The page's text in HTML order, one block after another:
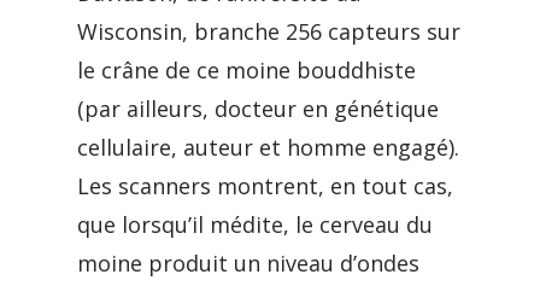
Wisconsin, branche 256 capteurs sur
le crâne de ce moine bouddhiste
(par ailleurs, docteur en génétique
cellulaire, auteur et homme engagé).
Les scanners montrent, en tout cas,
que lorsqu’il médite, le cerveau du
moine produit un niveau d’ondes